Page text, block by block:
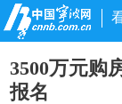
3500万元购
报名